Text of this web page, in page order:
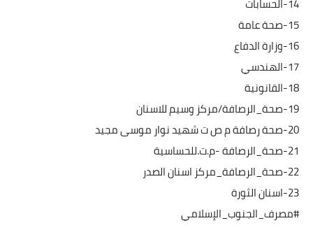
14-الحسابات
15-صحة عامة
16-وزارة الدفاع
17-الهندسي
18-القانونية
19-صحة_الرصافة/مركز وسيم للاسنان
20-صحة رصافة م ص ت شهيد نوار موسى مجيد
21-صحة_الرصافة -م.ت.للحساسية
22-صحة_الرصافة_مركز اسنان الصدر
23-اسنان الثورة
#مصرف_الجنوب_الإسلامي